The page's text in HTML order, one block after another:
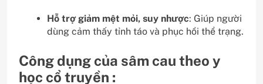
Hỗ trợ giảm mệt mỏi, suy nhược: Giúp người
dùng cảm thấy tỉnh táo và phục hồi thể trạng.
Công dụng của sâm cau theo y
học cổ truyền :